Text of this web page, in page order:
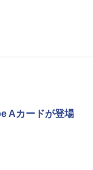
Aカードが登場